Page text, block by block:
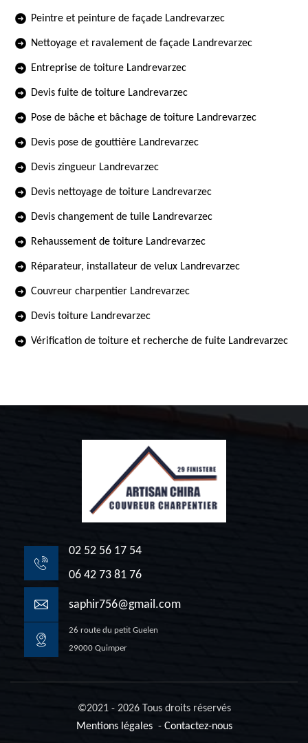
Peintre et peinture de façade Landrevarzec
Nettoyage et ravalement de façade Landrevarzec
Entreprise de toiture Landrevarzec
Devis fuite de toiture Landrevarzec
Pose de bâche et bâchage de toiture Landrevarzec
Devis pose de gouttière Landrevarzec
Devis zingueur Landrevarzec
Devis nettoyage de toiture Landrevarzec
Devis changement de tuile Landrevarzec
Rehaussement de toiture Landrevarzec
Réparateur, installateur de velux Landrevarzec
Couvreur charpentier Landrevarzec
Devis toiture Landrevarzec
Vérification de toiture et recherche de fuite Landrevarzec
02 52 56 17 54
06 42 73 81 76
saphir756@gmail.com
26 route du petit Guelen
29000 Quimper
©2021 - 2026 Tous droits réservés
Mentions légales- Contactez-nous